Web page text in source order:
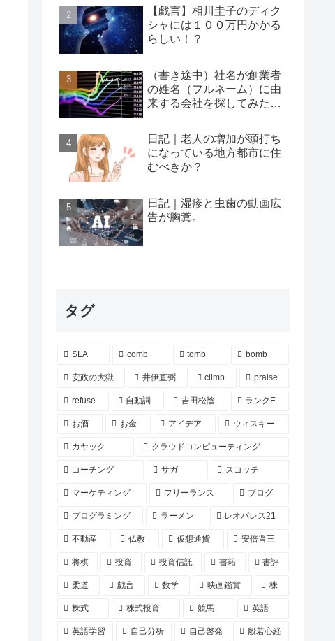
【戯言】相川圭子のディク
シャには１００万円かかる
らしい！？
（書き途中）社名が創業者
の姓名（フルネーム）に由
来する会社を探してみた…
日記｜老人の増加が頭打ち
になっている地方都市に住
むべきか？
日記｜湿疹と虫歯の動画広
告が胸糞。
タグ
SLA comb tomb bomb
安政の大獄 井伊直弼 climb praise
refuse 自動詞 吉田松陰 ランクE
お酒 お金 アイデア ウィスキー
カヤック クラウドコンピューティング
コーチング サガ スコッチ
マーケティング フリーランス ブログ
プログラミング ラーメン レオパレス21
不動産 仏教 仮想通貨 安倍晋三
将棋 投資 投資信託 書籍 書評
柔道 戯言 数学 映画鑑賞 株
株式 株式投資 競馬 英語
英語学習 自己分析 自己啓発 般若心経